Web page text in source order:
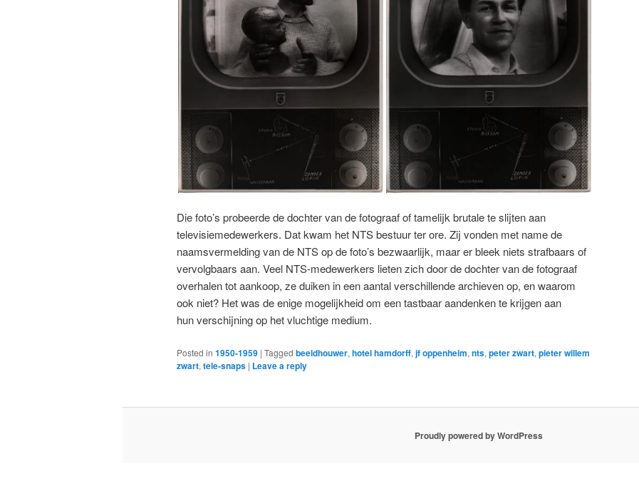
Die foto’s probeerde de dochter van de fotograaf of tamelijk brutale te slijten aan
televisiemedewerkers. Dat kwam het NTS bestuur ter ore. Zij vonden met name de
naamsvermelding van de NTS op de foto’s bezwaarlijk, maar er bleek niets strafbaars of
vervolgbaars aan. Veel NTS-medewerkers lieten zich door de dochter van de fotograaf
overhalen tot aankoop, ze duiken in een aantal verschillende archieven op, en waarom
ook niet? Het was de enige mogelijkheid om een tastbaar aandenken te krijgen aan
hun verschijning op het vluchtige medium.
Posted in 1950-1959 | Tagged beeldhouwer, hotel hamdorff, jf oppenheim, nts, peter zwart, pieter willem
zwart, tele-snaps | Leave a reply
Proudly powered by WordPress